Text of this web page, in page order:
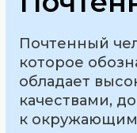
Почтенный
которое
обладает
качествами,
к